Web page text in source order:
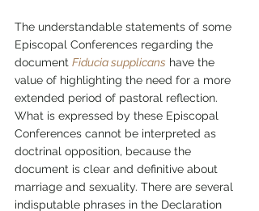
The understandable statements of some
Episcopal Conferences regarding the
document Fiducia supplicans have the
value of highlighting the need for a more
extended period of pastoral reflection.
What is expressed by these Episcopal
Conferences cannot be interpreted as
doctrinal opposition, because the
document is clear and definitive about
marriage and sexuality. There are several
indisputable phrases in the Declaration